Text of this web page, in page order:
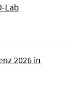
Lab
2026 in